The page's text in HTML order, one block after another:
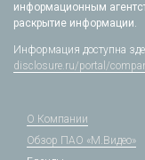
информационным
раскрытие информации.
Информация доступна
disclosure.ru/portal/
О Компании
Обзор ПАО «М.Видео»